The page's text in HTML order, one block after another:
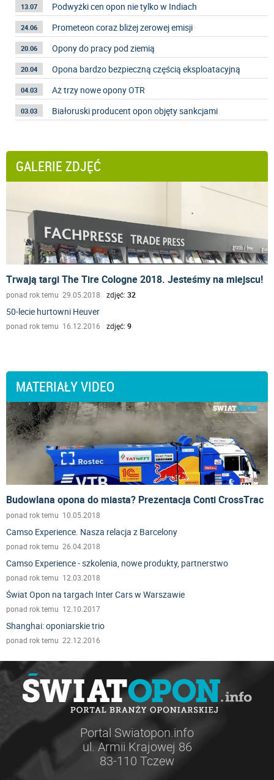
13.07 Podwyżki cen opon nie tylko w Indiach
24.06 Prometeon coraz bliżej zerowej emisji
20.06 Opony do pracy pod ziemią
20.04 Opona bardzo bezpieczną częścią eksploatacyjną
04.03 Aż trzy nowe opony OTR
03.03 Białoruski producent opon objęty sankcjami
GALERIE ZDJĘĆ
Trwają targi The Tire Cologne 2018. Jesteśmy na miejscu!
ponad rok temu 29.05.2018 zdjęć: 32
50-lecie hurtowni Heuver
ponad rok temu 16.12.2016 zdjęć: 9
MATERIAŁY VIDEO
Budowlana opona do miasta? Prezentacja Conti CrossTrac
ponad rok temu 10.05.2018
Camso Experience. Nasza relacja z Barcelony
ponad rok temu 26.04.2018
Camso Experience - szkolenia, nowe produkty, partnerstwo
ponad rok temu 12.03.2018
Świat Opon na targach Inter Cars w Warszawie
ponad rok temu 12.10.2017
Shanghai: oponiarskie trio
ponad rok temu 22.12.2016
Portal Swiatopon.info
ul. Armii Krajowej 86
83-110 Tczew